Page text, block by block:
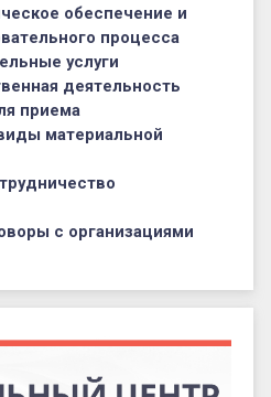
обеспечение и
процесса
услуги
деятельность
приема
материальной
с организациями